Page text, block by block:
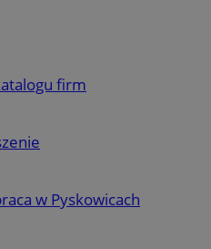
firm
w Pyskowicach